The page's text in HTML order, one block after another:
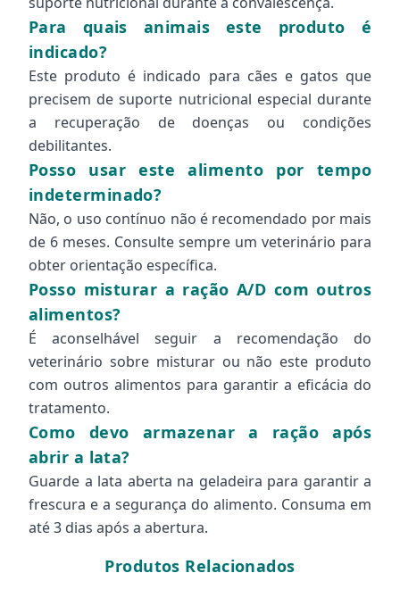
Para quais animais este produto é
indicado?
Este produto é indicado para cães e gatos que
precisem de suporte nutricional especial durante
a recuperação de doenças ou condições
debilitantes.
Posso usar este alimento por tempo
indeterminado?
Não, o uso contínuo não é recomendado por mais
de 6 meses. Consulte sempre um veterinário para
obter orientação específica.
Posso misturar a ração A/D com outros
alimentos?
É aconselhável seguir a recomendação do
veterinário sobre misturar ou não este produto
com outros alimentos para garantir a eficácia do
tratamento.
Como devo armazenar a ração após
abrir a lata?
Guarde a lata aberta na geladeira para garantir a
frescura e a segurança do alimento. Consuma em
até 3 dias após a abertura.
Produtos Relacionados